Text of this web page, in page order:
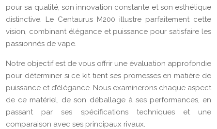
pour sa qualité, son innovation constante et son esthétique
distinctive. Le Centaurus M200 illustre parfaitement cette
vision, combinant élégance et puissance pour satisfaire les
passionnés de vape.
Notre objectif est de vous offrir une évaluation approfondie
pour déterminer si ce kit tient ses promesses en matière de
puissance et d’élégance. Nous examinerons chaque aspect
de ce matériel, de son déballage à ses performances, en
passant par ses spécifications techniques et une
comparaison avec ses principaux rivaux.